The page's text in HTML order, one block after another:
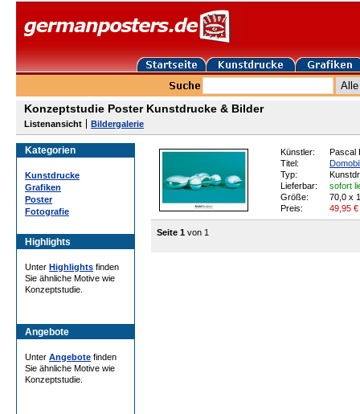
Konzeptstudie Poster Kunstdrucke & Bilder
Listenansicht Bildergalerie
Kategorien
Kunstdrucke
Grafiken
Poster
Fotografie
Highlights
Unter Highlights finden
Sie ähnliche Motive wie
Konzeptstudie.
Angebote
Unter Angebote finden
Sie ähnliche Motive wie
Konzeptstudie.
Künstler:
Pascal
Titel:
Typ:
Lieferbar:
sofort
Größe:
70,0 x
Preis:
49,95 €
Seite 1 von 1